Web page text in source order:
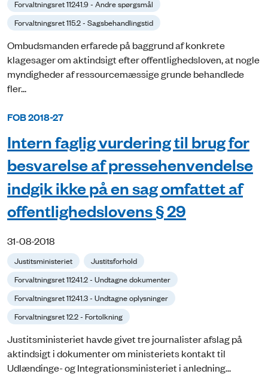
Forvaltningsret 11241.9 - Andre spørgsmål
Forvaltningsret 115.2 - Sagsbehandlingstid
Ombudsmanden erfarede på baggrund af konkrete
klagesager om aktindsigt efter offentlighedsloven, at nogle
myndigheder af ressourcemæssige grunde behandlede
fler...
FOB 2018-27
Intern faglig vurdering til brug for
besvarelse af pressehenvendelse
indgik ikke på en sag omfattet af
offentlighedslovens § 29
31-08-2018
Justitsministeriet
Justitsforhold
Forvaltningsret 11241.2 - Undtagne dokumenter
Forvaltningsret 11241.3 - Undtagne oplysninger
Forvaltningsret 12.2 - Fortolkning
Justitsministeriet havde givet tre journalister afslag på
aktindsigt i dokumenter om ministeriets kontakt til
Udlændinge- og Integrationsministeriet i anledning...